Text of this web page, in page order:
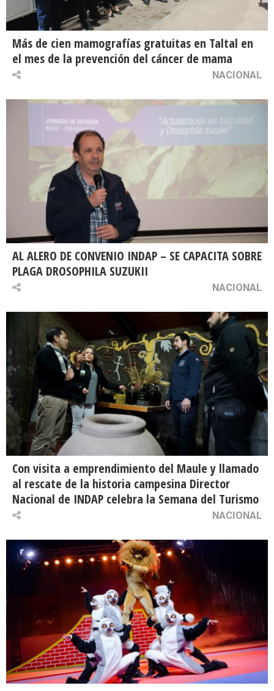
Más de cien mamografías gratuitas en Taltal en
el mes de la prevención del cáncer de mama
NACIONAL
AL ALERO DE CONVENIO INDAP – SE CAPACITA SOBRE
PLAGA DROSOPHILA SUZUKII
NACIONAL
Con visita a emprendimiento del Maule y llamado
al rescate de la historia campesina Director
Nacional de INDAP celebra la Semana del Turismo
NACIONAL